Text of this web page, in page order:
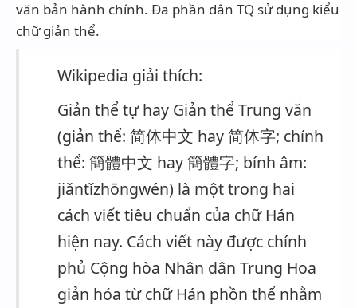
văn bản hành chính. Đa phần dân TQ sử dụng kiểu
chữ giản thể.
Wikipedia giải thích:
Giản thể tự hay Giản thể Trung văn
(giản thể: 简体中文 hay 简体字; chính
thể: 簡體中文 hay 簡體字; bính âm:
jiǎntǐzhōngwén) là một trong hai
cách viết tiêu chuẩn của chữ Hán
hiện nay. Cách viết này được chính
phủ Cộng hòa Nhân dân Trung Hoa
giản hóa từ chữ Hán phồn thể nhằm